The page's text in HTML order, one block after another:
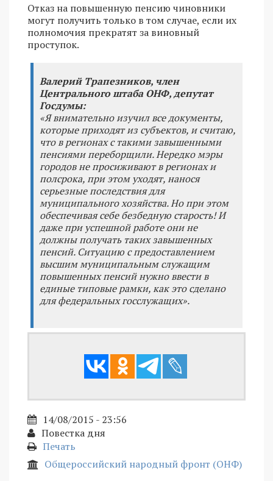
Отказ на повышенную пенсию чиновники
могут получить только в том случае, если их
полномочия прекратят за виновный
проступок.
Валерий Трапезников, член
Центрального штаба ОНФ, депутат
Госдумы:
«Я внимательно изучил все документы,
которые приходят из субъектов, и считаю,
что в регионах с такими завышенными
пенсиями переборщили. Нередко мэры
городов не просиживают в регионах и
полсрока, при этом уходят, нанося
серьезные последствия для
муниципального хозяйства. Но при этом
обеспечивая себе безбедную старость! И
даже при успешной работе они не
должны получать таких завышенных
пенсий. Ситуацию с предоставлением
высшим муниципальным служащим
повышенных пенсий нужно ввести в
единые типовые рамки, как это сделано
для федеральных госслужащих».
14/08/2015 - 23:56
Повестка дня
Печать
Общероссийский народный фронт (ОНФ)